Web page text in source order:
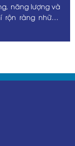
năng lượng và
ràng những
và lì xì may
những cái bắt